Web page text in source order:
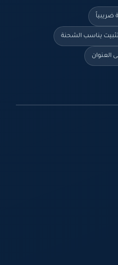
تثبيت يناسب الشحنة
العنوان